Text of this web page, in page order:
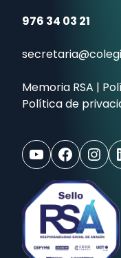
976 34 03 21
Memoria RSA |
Política de
YouTube